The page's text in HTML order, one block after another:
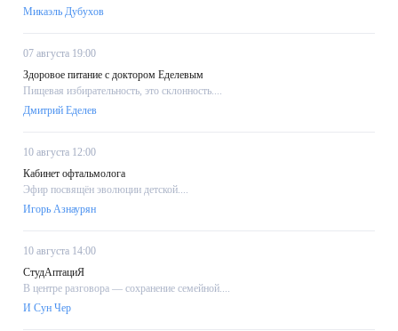
Микаэль Дубухов
07 августа 19:00
Здоровое питание с доктором Еделевым
Пищевая избирательность, это склонность....
Дмитрий Еделев
10 августа 12:00
Кабинет офтальмолога
Эфир посвящён эволюции детской....
Игорь Азнаурян
10 августа 14:00
СтудАптациЯ
В центре разговора — сохранение семейной....
И Сун Чер